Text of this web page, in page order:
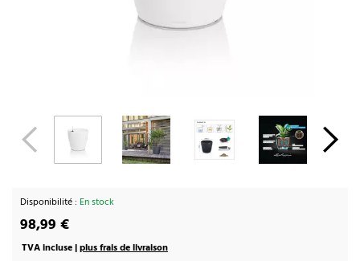
Disponibilité : En stock
98,99 €
TVA incluse |plus frais de livraison